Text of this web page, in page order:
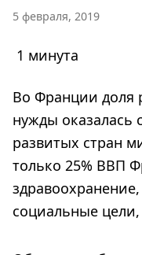
5 февраля, 2019
1 минута
Во Франции доля
нужды оказалась
развитых стран
только 25% ВВП
социальные цели,